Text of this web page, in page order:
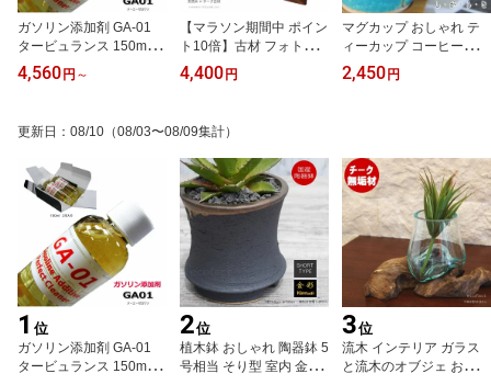
ガソリン添加剤 GA-01
タービュランス 150ml×2
本 全国一律 送料無料｜
追加料金なし ガソリン車
4,560 円 ～
【マラソン期間中 ポイン
ト10倍】古材 フォトフ
レーム A4 木製 写真立て
おしゃれ ナチュラル 木
天然木 チーク材 （ピク
チャーフレーム POP カ
フェ パブ 看板）
4,400 円
マグカップ おしゃれ テ
ィーカップ コーヒーカッ
プ ターコイズブルー 濃
淡あり ターコイズ 信楽
食器 古民家カフェ 茶器
2,450 円
更新日 ： 08/10 （08/03〜08/09集計）
1 位
ガソリン添加剤 GA-01
タービュランス 150ml×2
2位
植木鉢 おしゃれ 陶器鉢 5
号相当 そり型 室内 金彩
3位
流木 インテリア ガラス
と流木のオブジェ おしゃ